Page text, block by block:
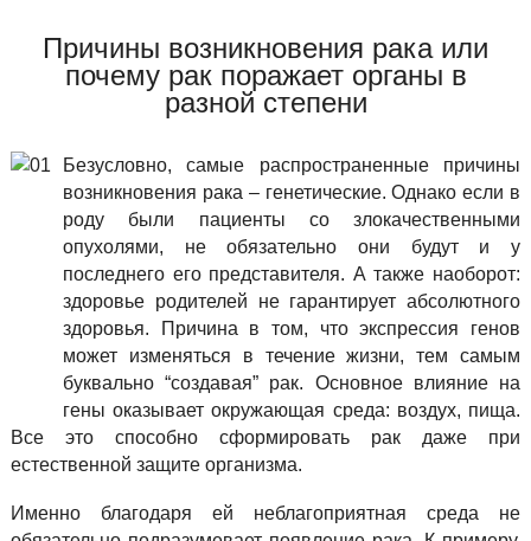
Причины возникновения рака или
почему рак поражает органы в
разной степени
Безусловно, самые распространенные причины
возникновения рака – генетические. Однако если в
роду были пациенты со злокачественными
опухолями, не обязательно они будут и у
последнего его представителя. А также наоборот:
здоровье родителей не гарантирует абсолютного
здоровья. Причина в том, что экспрессия генов
может изменяться в течение жизни, тем самым
буквально “создавая” рак. Основное влияние на
гены оказывает окружающая среда: воздух, пища.
Все это способно сформировать рак даже при
естественной защите организма.
Именно благодаря ей неблагоприятная среда не